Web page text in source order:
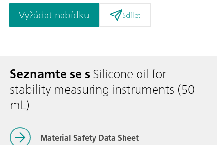
Vyžádat nabídku Sdílet
Seznamte se sSilicone oil for
stability measuring instruments (50
mL)
Material Safety Data Sheet